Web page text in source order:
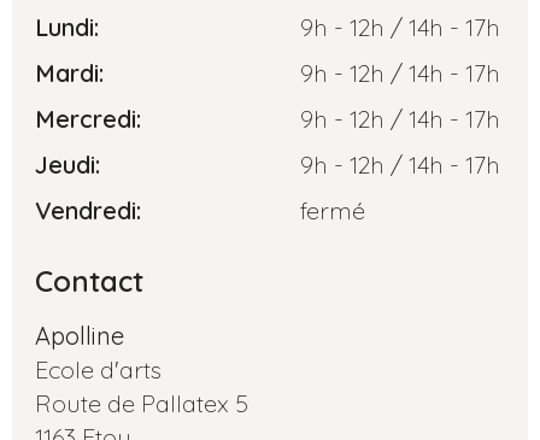
Lundi:
9h - 12h / 14h - 17h
Mardi:
9h - 12h / 14h - 17h
Mercredi:
9h - 12h / 14h - 17h
Jeudi:
9h - 12h / 14h - 17h
Vendredi:
fermé
Contact
Apolline
Ecole d'arts
Route de Pallatex 5